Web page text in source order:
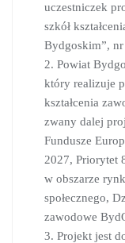
uczestniczek
szkół
Bydgoskim”, nr
2. Powiat
który realizuje
kształcenia
zwany dalej
Fundusze
2027, Priorytet
w obszarze
społecznego,
zawodowe
3. Projekt jest